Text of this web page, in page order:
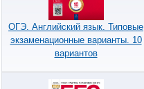
ОГЭ. Английский язык. Типовые
экзаменационные варианты. 10
вариантов